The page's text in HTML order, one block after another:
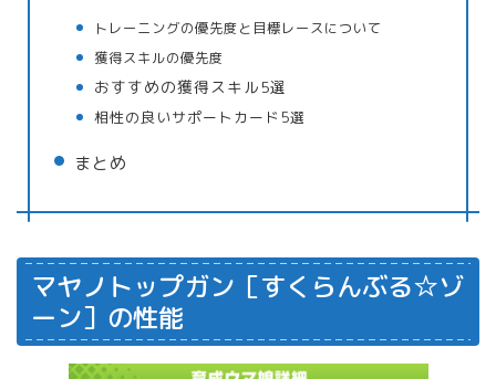
トレーニングの優先度と目標レースについて
獲得スキルの優先度
おすすめの獲得スキル5選
相性の良いサポートカード5選
まとめ
マヤノトップガン［すくらんぶる☆ゾ
ーン］の性能